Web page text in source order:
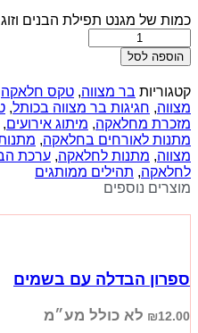
כמות של מגנט תפילת הבנים
הוספה לסל
קטגוריות בר מצווה, טקס חלאקה
מצווה, חגיגות בר מצווה בכותל,
מזכרת מחלאקה, מיתוג אירועים,
מתנות לאורחים בחלאקה,
מצווה, מתנות לחלאקה, ערכת
לחלאקה, תהילים ממותגים
מוצרים נוספים
ספרון הבדלה עם בשמים
₪12.00 לא כולל מע״מ